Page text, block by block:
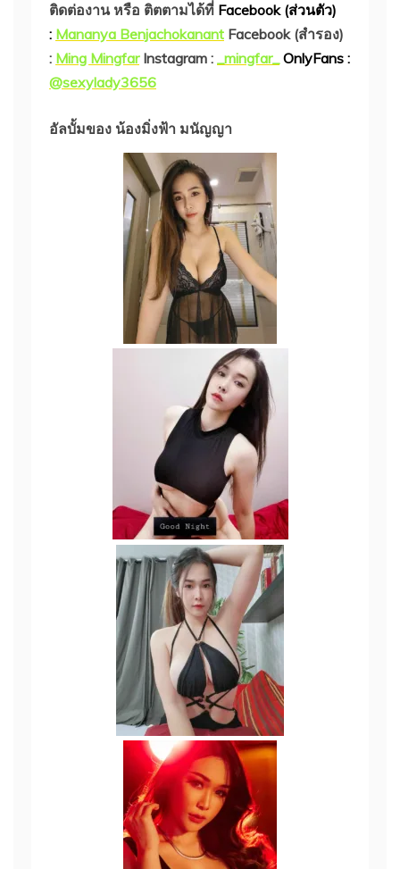
ติดต่องาน หรือ ติตตามได้ที่ Facebook (ส่วนตัว)
: Mananya Benjachokanant Facebook (สำรอง)
: Ming Mingfar Instagram : _mingfar_ OnlyFans :
@sexylady3656
อัลบั้มของ น้องมิ่งฟ้า มนัญญา